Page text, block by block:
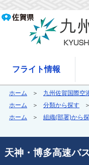
フライト情報
ホーム 九州佐賀国際空
ホーム
分類から探す
ホーム
組織(部署)から
天神・博多高速バス